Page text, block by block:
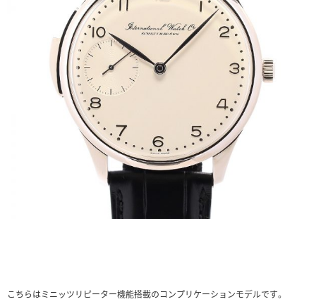
こちらはミニッツリピーター機能搭載のコンプリケーションモデルです。